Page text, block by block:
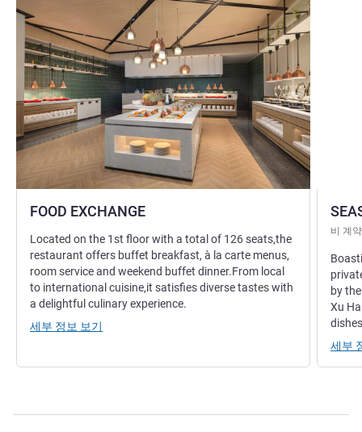
FOOD EXCHANGE
Located on the 1st floor with a total of 126 seats,the
restaurant offers buffet breakfast, à la carte menus,
room service and weekend buffet dinner.From local
to international cuisine,it satisfies diverse tastes with
a delightful culinary experience.
세부 정보 보기
비 계
by
Xu
세부